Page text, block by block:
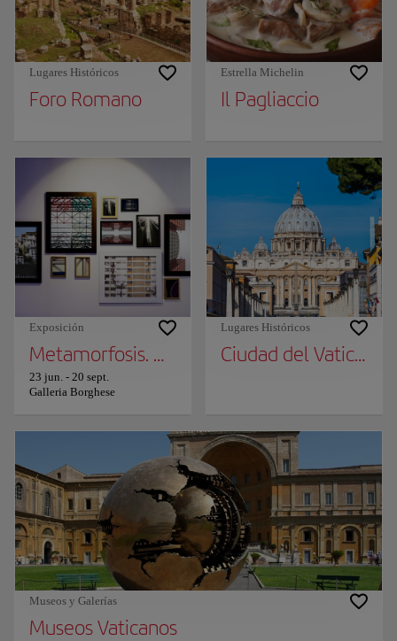
Lugares Históricos
Foro Romano
Estrella Michelin
Il Pagliaccio
Exposición
Metamorfosis. Ovidio y las artes
23 jun. - 20 sept.
Galleria Borghese
Lugares Históricos
Ciudad del Vaticano,
Museos y Galerías
Museos Vaticanos